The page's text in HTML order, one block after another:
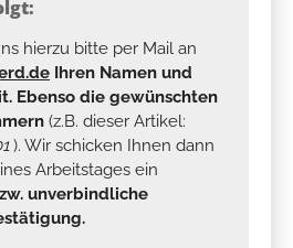
hierzu bitte per Mail an
Ihren Namen und
Ebenso die gewünschten
(z.B. dieser Artikel:
). Wir schicken Ihnen dann
Arbeitstages ein
unverbindliche